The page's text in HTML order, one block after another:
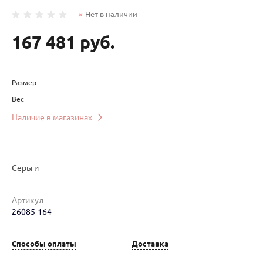
Нет в наличии
167 481 руб.
Размер
Вес
Наличие в магазинах
Серьги
Артикул
26085-164
Способы оплаты Доставка